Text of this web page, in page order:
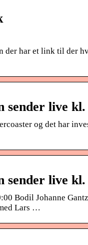
der har et link til der
sender live
og det har
sender live
Bodil Johanne
Lars …